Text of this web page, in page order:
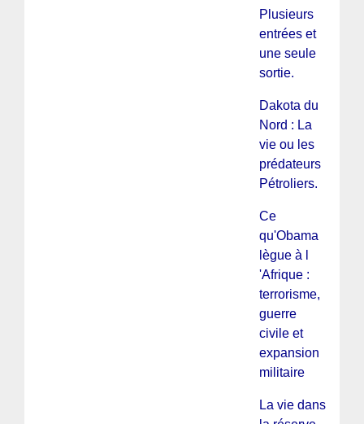
Plusieurs
entrées et
une seule
sortie.
Dakota du
Nord : La
vie ou les
prédateurs
Pétroliers.
Ce
qu'Obama
lègue à l
'Afrique :
terrorisme,
guerre
civile et
expansion
militaire
La vie dans